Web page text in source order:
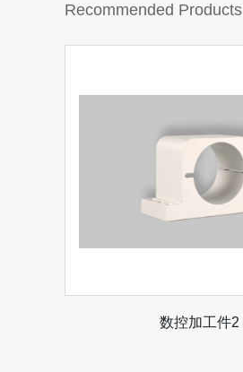
Recommended Products
数控加工件2